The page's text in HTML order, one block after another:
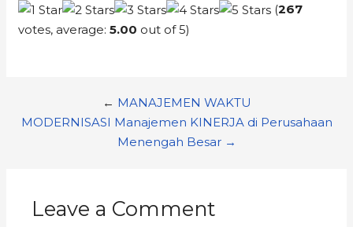
(267
votes, average:5.00 out of 5)
← MANAJEMEN WAKTU
MODERNISASI Manajemen KINERJA di Perusahaan
Menengah Besar →
Leave a Comment